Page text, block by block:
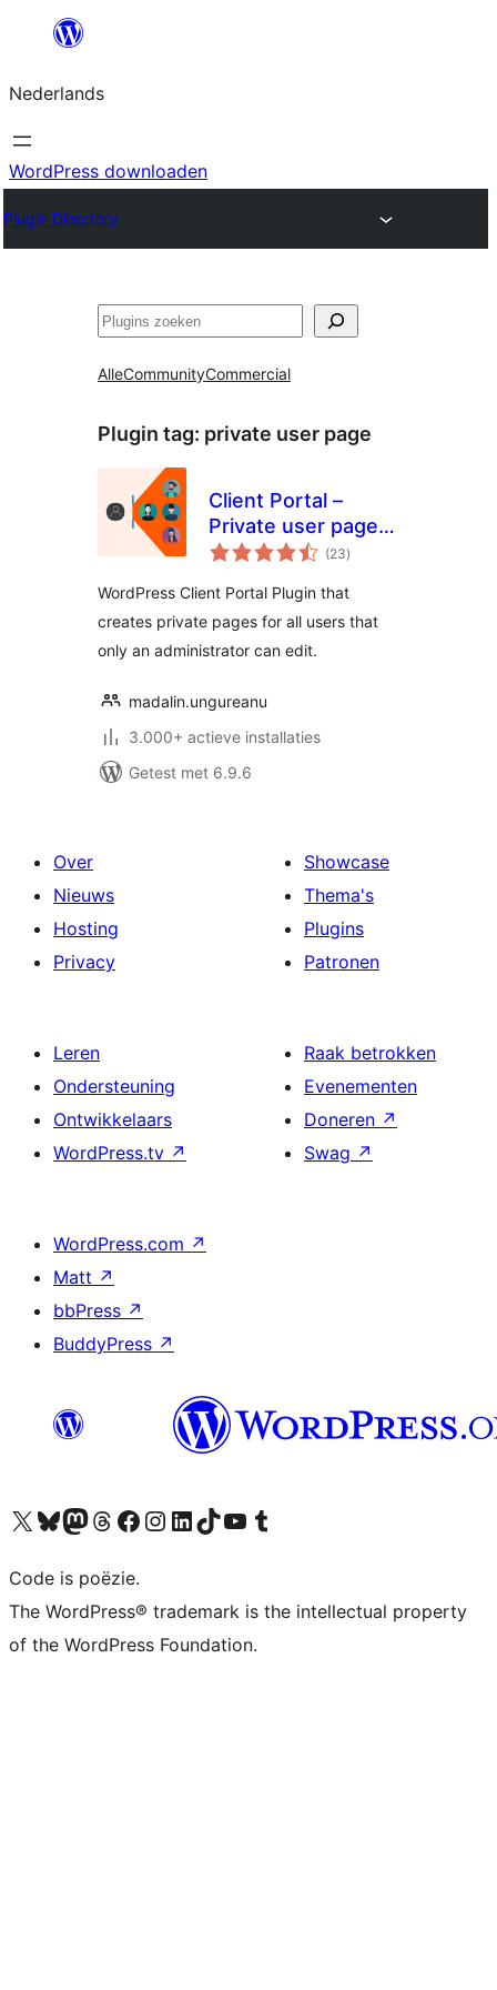
de
inhoud
Nederlands
WordPress downloaden
Plugin Directory
Zoeken
AlleCommunityCommercial
Plugin tag: private user page
Client Portal –
Private user pages
and login
(23totaal
waarderingen
)
WordPress Client Portal Plugin that
creates private pages for all users that
only an administrator can edit.
madalin.ungureanu
3.000+ actieve installaties
Getest met 6.9.6
Over
Nieuws
Hosting
Privacy
Showcase
Thema's
Plugins
Patronen
Leren
Ondersteuning
Ontwikkelaars
WordPress.tv ↗
Raak betrokken
Evenementen
Doneren ↗
Swag ↗
WordPress.com ↗
Matt ↗
bbPress ↗
BuddyPress ↗
Bezoek ons X (voorheen Twitter) account
Bezoek ons Bluesky account
Bezoek ons Mastodon account
Bezoek ons Threads account
Onze Facebook pagina bezoeken
Bezoek ons Instagram account
Bezoek ons LinkedIn account
Bezoek ons TikTok account
Bezoek ons YouTube kanaalBezoek ons Tumblr account
Code is poëzie.
The WordPress® trademark is the intellectual property
of the WordPress Foundation.